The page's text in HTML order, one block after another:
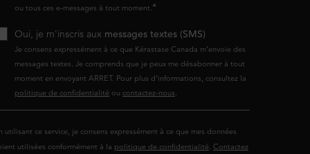
ou tous ces e-messages à tout moment.*
Oui, je m'inscris aux messages textes (SMS)
Je consens expressément à ce que Kérastase Canada m’envoie des
messages textes. Je comprends que je peux me désabonner à tout
moment en envoyant ARRET. Pour plus d'informations, consultez la
politique de confidentialité ou contactez-nous.
utilisant ce service, je consens expressément à ce que mes données
utilisées conformément à la politique de confidentialité. Contactez